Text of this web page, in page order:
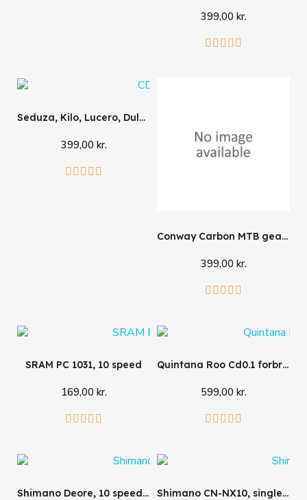
399,00 kr.
    
Seduza, Kilo, Lucero, Dulce geardrop
399,00 kr.
    
Conway Carbon MTB geardrop
399,00 kr.
    
SRAM PC 1031, 10 speed
169,00 kr.
    
Quintana Roo Cd0.1 forbremse
599,00 kr.
    
Shimano Deore, 10 speed (MTB) Shimano CN-NX10, single speed